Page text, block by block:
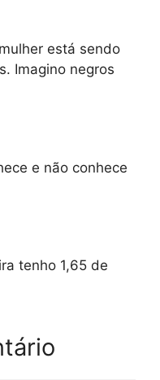
está sendo
Imagino negros
e não conhece
tenho 1,65 de